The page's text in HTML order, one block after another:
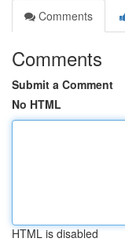
Comments
Comments
Submit a Comment
No HTML
HTML is disabled